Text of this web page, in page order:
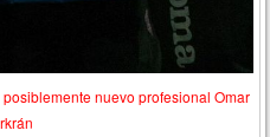
nuevo profesional Omar